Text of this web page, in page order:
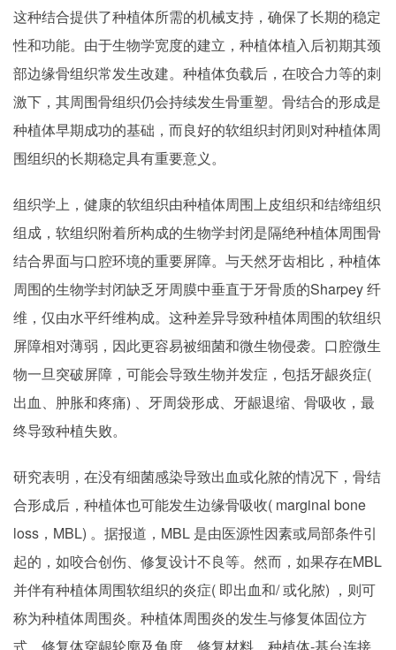
这种结合提供了种植体所需的机械支持，确保了长期的稳定
性和功能。由于生物学宽度的建立，种植体植入后初期其颈
部边缘骨组织常发生改建。种植体负载后，在咬合力等的刺
激下，其周围骨组织仍会持续发生骨重塑。骨结合的形成是
种植体早期成功的基础，而良好的软组织封闭则对种植体周
围组织的长期稳定具有重要意义。
组织学上，健康的软组织由种植体周围上皮组织和结缔组织
组成，软组织附着所构成的生物学封闭是隔绝种植体周围骨
结合界面与口腔环境的重要屏障。与天然牙齿相比，种植体
周围的生物学封闭缺乏牙周膜中垂直于牙骨质的Sharpey 纤
维，仅由水平纤维构成。这种差异导致种植体周围的软组织
屏障相对薄弱，因此更容易被细菌和微生物侵袭。口腔微生
物一旦突破屏障，可能会导致生物并发症，包括牙龈炎症(
出血、肿胀和疼痛) 、牙周袋形成、牙龈退缩、骨吸收，最
终导致种植失败。
研究表明，在没有细菌感染导致出血或化脓的情况下，骨结
合形成后，种植体也可能发生边缘骨吸收( marginal bone
loss，MBL) 。据报道，MBL 是由医源性因素或局部条件引
起的，如咬合创伤、修复设计不良等。然而，如果存在MBL
并伴有种植体周围软组织的炎症( 即出血和/ 或化脓) ，则可
称为种植体周围炎。种植体周围炎的发生与修复体固位方